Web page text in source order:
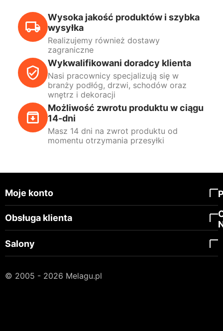
Wysoka jakość produktów i szybka
wysyłka
Realizujemy również dostawy
zagraniczne
Wykwalifikowani doradcy klienta
Nasi pracownicy specjalizują się w
branży podłóg, drzwi, schodów oraz
wnętrz i dekoracji
Możliwość zwrotu produktu w ciągu
14-dni
Masz 14 dni na zwrot produktu od
momentu otrzymania przesyłki
Moje konto
Obsługa klienta
Salony
© 2005 - 2026 Melagu.pl